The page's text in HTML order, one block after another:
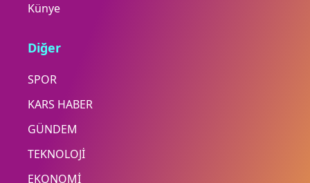
Künye
Diğer
SPOR
KARS HABER
GÜNDEM
TEKNOLOJİ
EKONOMİ